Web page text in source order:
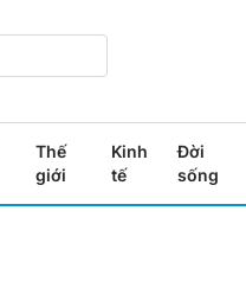
Thế
giới
Kinh
tế
Đời
sống